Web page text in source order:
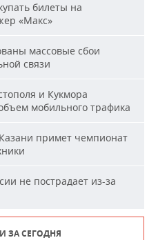
билеты на
«Макс»
массовые сбои
связи
и Кукмора
мобильного трафика
примет чемпионат
не пострадает из-за
ЗА СЕГОДНЯ